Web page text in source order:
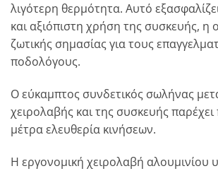
λιγότερη θερμότητα. Αυτό
και αξιόπιστη χρήση της συσκευής, η
ζωτικής σημασίας για τους
ποδολόγους.
Ο εύκαμπτος συνδετικός σωλήνας
χειρολαβής και της συσκευής
μέτρα ελευθερία κινήσεων.
Η εργονομική χειρολαβή αλουμινίου